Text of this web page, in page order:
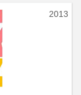
2013